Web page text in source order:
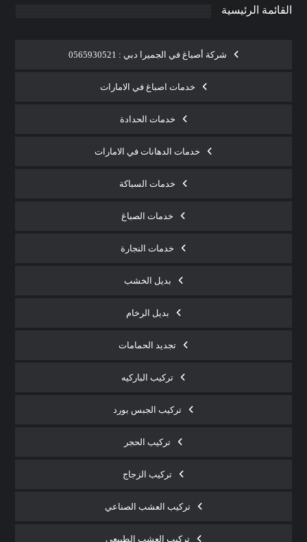
القائمة الرئيسية
شركة أصباغ في الجميرا دبي : 0565930521
خدمات اصباغ في الامارات
خدمات الحدادة
خدمات الدهانات في الامارات
خدمات السباكة
خدمات الصباغ
خدمات النجارة
بديل الخشب
بديل الرخام
تجديد الحمامات
تركيب الباركيه
تركيب الجبس بورد
تركيب الحجر
تركيب الزجاج
تركيب العشب الصناعي
تركيب العشب الطبيعي